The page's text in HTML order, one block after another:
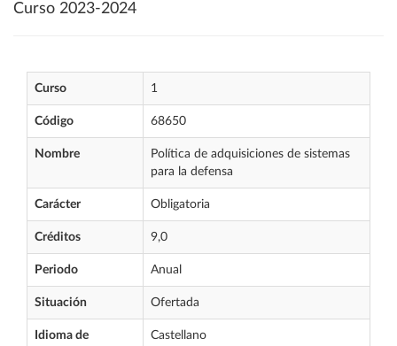
Curso 2023-2024
Curso 1
Código 68650
Nombre
Política de adquisiciones de sistemas
para la defensa
Carácter Obligatoria
Créditos 9,0
Periodo Anual
Situación Ofertada
Idioma de
Castellano